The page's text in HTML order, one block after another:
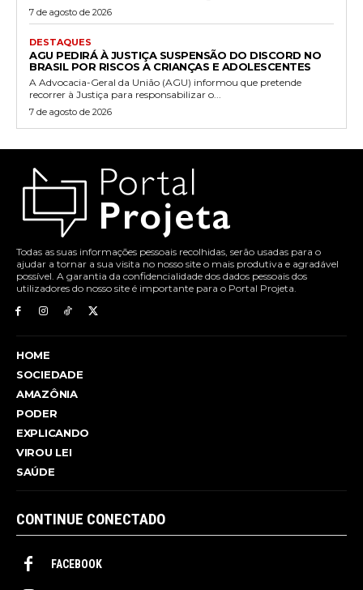
7 de agosto de 2026
DESTAQUES
AGU PEDIRÁ À JUSTIÇA SUSPENSÃO DO DISCORD NO
BRASIL POR RISCOS A CRIANÇAS E ADOLESCENTES
A Advocacia-Geral da União (AGU) informou que pretende
recorrer à Justiça para responsabilizar o...
7 de agosto de 2026
Todas as suas informações pessoais recolhidas, serão usadas para o
ajudar a tornar a sua visita no nosso site o mais produtiva e agradável
possível. A garantia da confidencialidade dos dados pessoais dos
utilizadores do nosso site é importante para o Portal Projeta.
HOME
SOCIEDADE
AMAZÔNIA
PODER
EXPLICANDO
VIROU LEI
SAÚDE
CONTINUE CONECTADO
FACEBOOK